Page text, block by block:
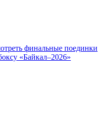
финальные поединки
«Байкал–2026»